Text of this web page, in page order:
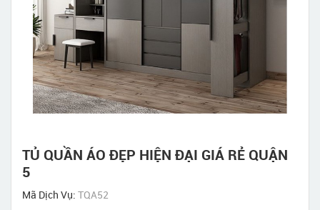
TỦ QUẦN ÁO ĐẸP HIỆN ĐẠI GIÁ RẺ QUẬN
5
Mã Dịch Vụ: TQA52